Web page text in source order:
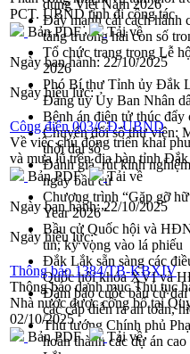
dùng Việt Nam 2026
Đẩy mạnh cải cách hành
tăng trưởng hai con số
Tổ chức trang trọng Lễ
2026
Phó Bí thư Tỉnh ủy Đắk
Đảng ủy Ủy Ban Nhân
Bệnh án điện tử thúc
Chuyển đổi số thư viện:
thời đại số
Đánh giá, rút kinh
ngày bầu cử
Chương trình “Gặp gỡ
Year 2026”
Bầu cử Quốc hội và
tin, kỳ vọng vào lá phiếu
Đắk Lắk sẵn sàng các
Quốc hội khóa XVI và
Đảm bảo cuộc bầu cử
các cấp diễn ra an toàn,
Thủ tướng Chính phủ
hoàn thành các dự án
PCT. UBND tỉnh đi công tác
Bản PDF
Tải về
Ngày ban hành:22/10/2025
Ngày hiệu lực:
Công điện 003/CĐ-UBND
Về việc chủ động triển khai
và mưa lũ trên địa bàn tỉnh
Bản PDF
Tải về
Ngày ban hành:22/10/2025
Ngày hiệu lực:
Thông báo 1384/TB-KBXIV
Thông báo danh mục Thủ tục
Nhà nước được công bố tại
02/10/2025
Bản PDF
Tải về